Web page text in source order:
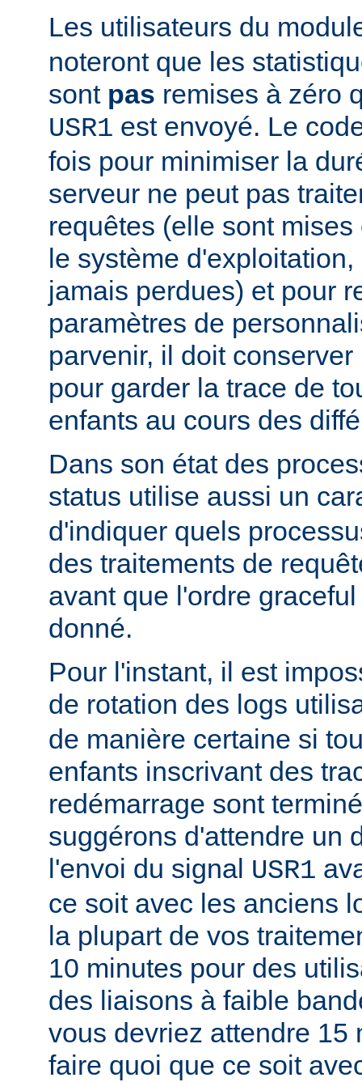
Les utilisateurs du
noteront que les
sont pas remises à zéro
USR1 est envoyé. Le
fois pour minimiser la
serveur ne peut pas
requêtes (elle sont
le système
jamais perdues) et pour
paramètres de
parvenir, il doit
pour garder la trace de
enfants au cours des
Dans son état des
status utilise aussi un
d'indiquer quels
des traitements de
avant que l'ordre
donné.
Pour l'instant, il est
de rotation des logs
de manière certaine si
enfants inscrivant des
redémarrage sont
suggérons d'attendre un
l'envoi du signal USR1
ce soit avec les anciens
la plupart de vos
10 minutes pour des
des liaisons à faible
vous devriez attendre 15
faire quoi que ce soit